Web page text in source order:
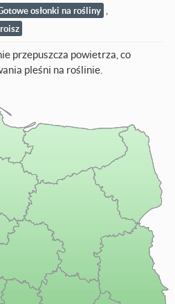
osłonki na rośliny
przepuszcza powietrza, co
pleśni na roślinie.